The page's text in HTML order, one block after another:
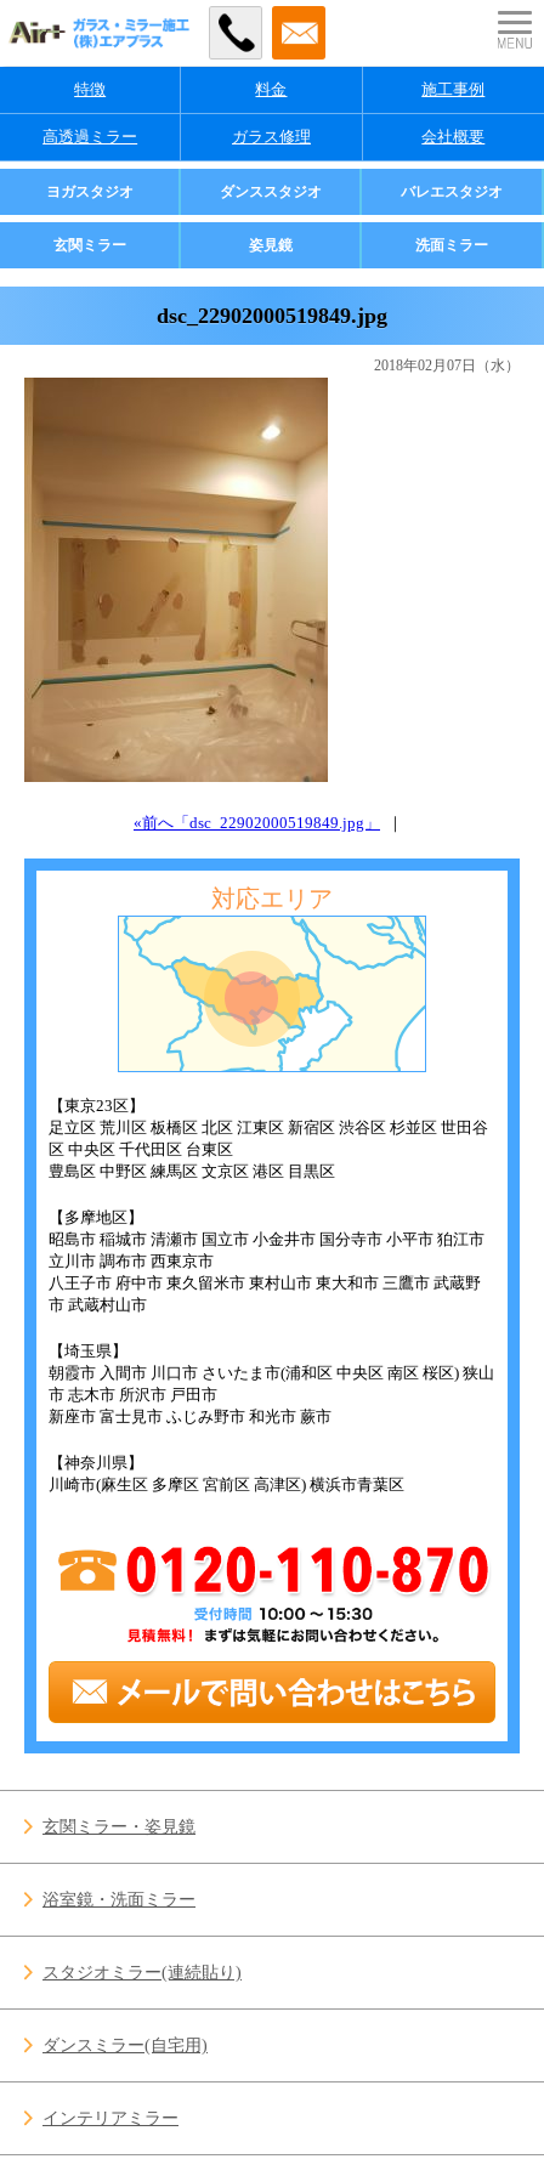
特徴 料金 施工事例
高透過ミラー ガラス修理 会社概要
業者様・店舗様向け
ヨガスタジオ ダンススタジオ バレエスタジオ
ご家庭用
玄関ミラー 姿見鏡 洗面ミラー
dsc_22902000519849.jpg
2018年02月07日（水）
«前へ「dsc_22902000519849.jpg」 ｜
対応エリア
【東京23区】
足立区 荒川区 板橋区 北区 江東区 新宿区 渋谷区 杉並区 世田谷
区 中央区 千代田区 台東区
豊島区 中野区 練馬区 文京区 港区 目黒区
【多摩地区】
昭島市 稲城市 清瀬市 国立市 小金井市 国分寺市 小平市 狛江市
立川市 調布市 西東京市
八王子市 府中市 東久留米市 東村山市 東大和市 三鷹市 武蔵野
市 武蔵村山市
【埼玉県】
朝霞市 入間市 川口市 さいたま市(浦和区 中央区 南区 桜区) 狭山
市 志木市 所沢市 戸田市
新座市 富士見市 ふじみ野市 和光市 蕨市
【神奈川県】
川崎市(麻生区 多摩区 宮前区 高津区) 横浜市青葉区
玄関ミラー・姿見鏡
浴室鏡・洗面ミラー
スタジオミラー(連続貼り)
ダンスミラー(自宅用)
インテリアミラー